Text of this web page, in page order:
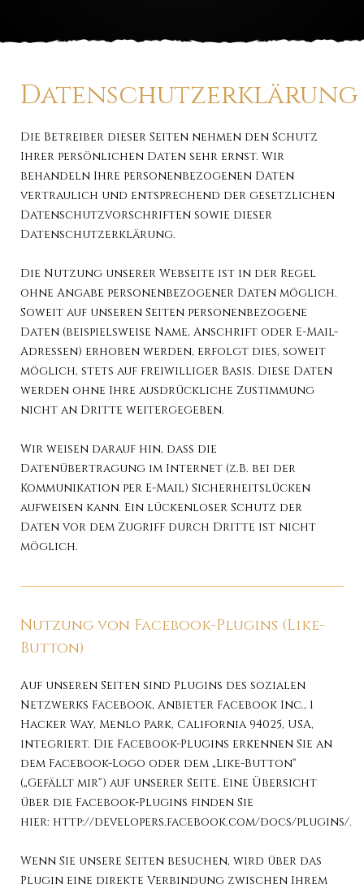
Datenschutzerklärung
Die Betreiber dieser Seiten nehmen den Schutz
Ihrer persönlichen Daten sehr ernst. Wir
behandeln Ihre personenbezogenen Daten
vertraulich und entsprechend der gesetzlichen
Datenschutzvorschriften sowie dieser
Datenschutzerklärung.
Die Nutzung unserer Webseite ist in der Regel
ohne Angabe personenbezogener Daten möglich.
Soweit auf unseren Seiten personenbezogene
Daten (beispielsweise Name, Anschrift oder E-Mail-
Adressen) erhoben werden, erfolgt dies, soweit
möglich, stets auf freiwilliger Basis. Diese Daten
werden ohne Ihre ausdrückliche Zustimmung
nicht an Dritte weitergegeben.
Wir weisen darauf hin, dass die
Datenübertragung im Internet (z.B. bei der
Kommunikation per E-Mail) Sicherheitslücken
aufweisen kann. Ein lückenloser Schutz der
Daten vor dem Zugriff durch Dritte ist nicht
möglich.
Nutzung von Facebook-Plugins (Like-
Button)
Auf unseren Seiten sind Plugins des sozialen
Netzwerks Facebook, Anbieter Facebook Inc., 1
Hacker Way, Menlo Park, California 94025, USA,
integriert. Die Facebook-Plugins erkennen Sie an
dem Facebook-Logo oder dem „Like-Button“
(„Gefällt mir“) auf unserer Seite. Eine Übersicht
über die Facebook-Plugins finden Sie
hier: http://developers.facebook.com/docs/plugins/.
Wenn Sie unsere Seiten besuchen, wird über das
Plugin eine direkte Verbindung zwischen Ihrem